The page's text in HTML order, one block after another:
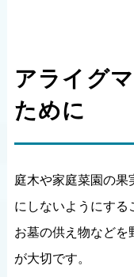
アライグ
ために
庭木や家庭菜園の果
にしないようにする
お墓の供え物などを
が大切です。